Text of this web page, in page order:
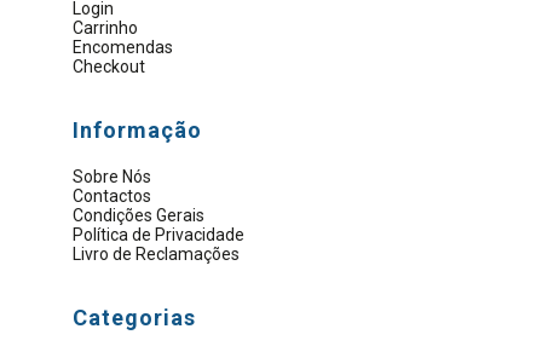
Login
Carrinho
Encomendas
Checkout
Informação
Sobre Nós
Contactos
Condições Gerais
Política de Privacidade
Livro de Reclamações
Categorias